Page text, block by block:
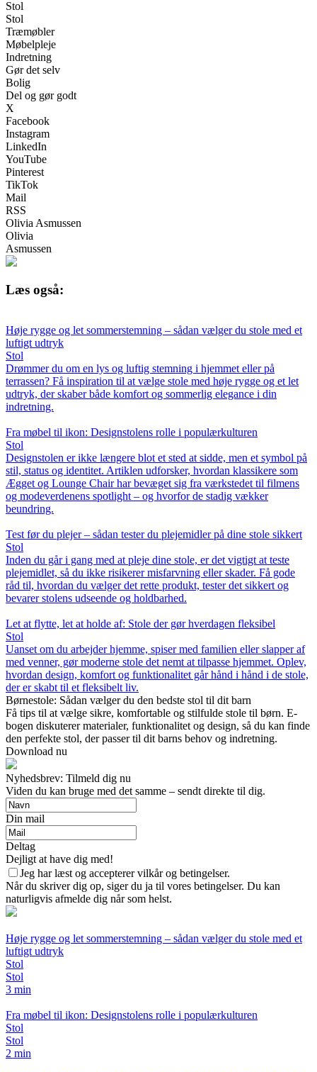
Stol
Stol
Træmøbler
Møbelpleje
Indretning
Gør det selv
Bolig
Del og gør godt
X
Facebook
Instagram
LinkedIn
YouTube
Pinterest
TikTok
Mail
RSS
Olivia Asmussen
Olivia
Asmussen
Læs også:
Høje rygge og let sommerstemning – sådan vælger du stole med et
luftigt udtryk
Stol
Drømmer du om en lys og luftig stemning i hjemmet eller på
terrassen? Få inspiration til at vælge stole med høje rygge og et let
udtryk, der skaber både komfort og sommerlig elegance i din
indretning.
Fra møbel til ikon: Designstolens rolle i populærkulturen
Stol
Designstolen er ikke længere blot et sted at sidde, men et symbol på
stil, status og identitet. Artiklen udforsker, hvordan klassikere som
Ægget og Lounge Chair har bevæget sig fra værkstedet til filmens
og modeverdenens spotlight – og hvorfor de stadig vækker
beundring.
Test før du plejer – sådan tester du plejemidler på dine stole sikkert
Stol
Inden du går i gang med at pleje dine stole, er det vigtigt at teste
plejemidlet, så du ikke risikerer misfarvning eller skader. Få gode
råd til, hvordan du vælger det rette produkt, tester det sikkert og
bevarer stolens udseende og holdbarhed.
Let at flytte, let at holde af: Stole der gør hverdagen fleksibel
Stol
Uanset om du arbejder hjemme, spiser med familien eller slapper af
med venner, gør moderne stole det nemt at tilpasse hjemmet. Oplev,
hvordan design, komfort og funktionalitet går hånd i hånd i de stole,
der er skabt til et fleksibelt liv.
Børnestole: Sådan vælger du den bedste stol til dit barn
Få tips til at vælge sikre, komfortable og stilfulde stole til børn. E-
bogen diskuterer materialer, funktionalitet og design, så du kan finde
den perfekte stol, der passer til dit barns behov og indretning.
Download nu
Nyhedsbrev: Tilmeld dig nu
Viden du kan bruge med det samme – sendt direkte til dig.
Din mail
Deltag
Dejligt at have dig med!
Jeg har læst og accepterer vilkår og betingelser.
Når du skriver dig op, siger du ja til vores betingelser. Du kan
naturligvis afmelde dig når som helst.
Høje rygge og let sommerstemning – sådan vælger du stole med et
luftigt udtryk
Stol
Stol
3 min
Fra møbel til ikon: Designstolens rolle i populærkulturen
Stol
Stol
2 min